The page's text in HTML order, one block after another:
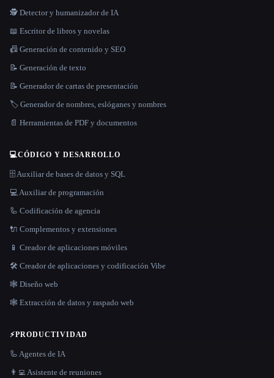
🕵️ Detector y humanizador de IA
📖 Escritor de libros y novelas
📠 Generación de contenido y SEO
📝 Generación de texto
📝 Generador de cartas de presentación
🏷️ Generador de nombres, eslóganes y nombres
📄 Herramientas de PDF y documentos
💻CÓDIGO Y DESARROLLO
🗄️ Auxiliar de bases de datos y SQL
💻 Auxiliar de programación
🦾 Codificación de agencia
🔌 Complementos y extensiones
📱 Creador de aplicaciones móviles
🛠️ Creador de aplicaciones y codificación Vibe
🕸 Diseño web
🕸️ Extracción de datos y raspado web
⚡PRODUCTIVIDAD
🦾 Agentes de IA
👨‍💻 Asistente de reuniones